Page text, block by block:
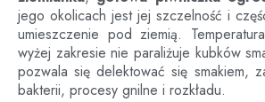
jego okolicach jest jej szczelność i
umieszczenie pod ziemią.
wyżej zakresie nie paraliżuje kubków
pozwala się delektować się smakiem,
bakterii, procesy gnilne i rozkładu.